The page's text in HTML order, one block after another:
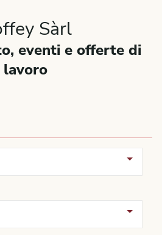
Sàrl
eventi e offerte di
lavoro